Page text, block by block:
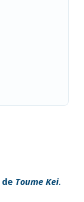
de Toume Kei.